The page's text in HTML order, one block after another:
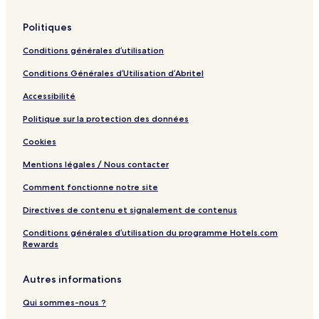
c
o
C
i
v
c
e
t
e
r
Politiques
Conditions générales d’utilisation
Conditions Générales d’Utilisation d’Abritel
Accessibilité
Politique sur la protection des données
Cookies
Mentions légales / Nous contacter
Comment fonctionne notre site
Directives de contenu et signalement de contenus
Conditions générales d’utilisation du programme Hotels.com
Rewards
Autres informations
Qui sommes-nous ?